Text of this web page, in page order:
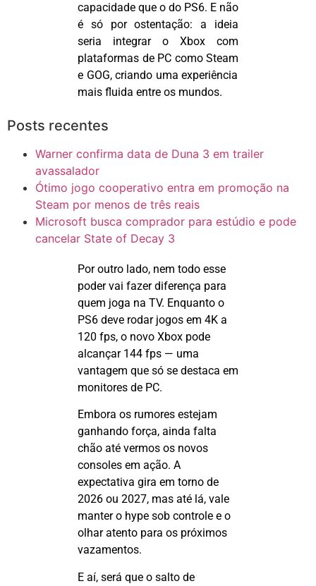
capacidade que o do PS6. E não
é só por ostentação: a ideia
seria integrar o Xbox com
plataformas de PC como Steam
e GOG, criando uma experiência
mais fluida entre os mundos.
Posts recentes
Warner confirma data de Duna 3 em trailer
avassalador
Ótimo jogo cooperativo entra em promoção na
Steam por menos de três reais
Microsoft busca comprador para estúdio e pode
cancelar State of Decay 3
Por outro lado, nem todo esse
poder vai fazer diferença para
quem joga na TV. Enquanto o
PS6 deve rodar jogos em 4K a
120 fps, o novo Xbox pode
alcançar 144 fps — uma
vantagem que só se destaca em
monitores de PC.
Embora os rumores estejam
ganhando força, ainda falta
chão até vermos os novos
consoles em ação. A
expectativa gira em torno de
2026 ou 2027, mas até lá, vale
manter o hype sob controle e o
olhar atento para os próximos
vazamentos.
E aí, será que o salto de